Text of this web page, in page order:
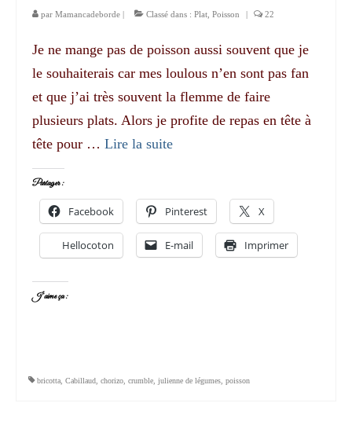
par Mamancadeborde | Classé dans : Plat Poisson | 22
Je ne mange pas de poisson aussi souvent que je
le souhaiterais car mes loulous n’en sont pas fan
et que j’ai très souvent la flemme de faire
plusieurs plats. Alors je profite de repas en tête à
tête pour … Lire la suite­­
Partager :
Facebook Pinterest X
Hellocoton E-mail Imprimer
J’aime ça :
bricotta Cabillaud chorizo crumble julienne de légumes poisson